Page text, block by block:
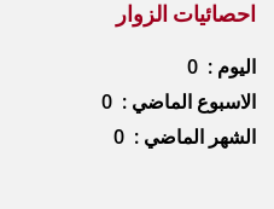
احصائيات الزوار
اليوم : 0
الاسبوع الماضي : 0
الشهر الماضي : 0